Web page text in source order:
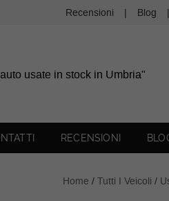
Recensioni Blog
usate in stock in Umbria"
RECENSIONI
Home / Tutti I Veicoli /